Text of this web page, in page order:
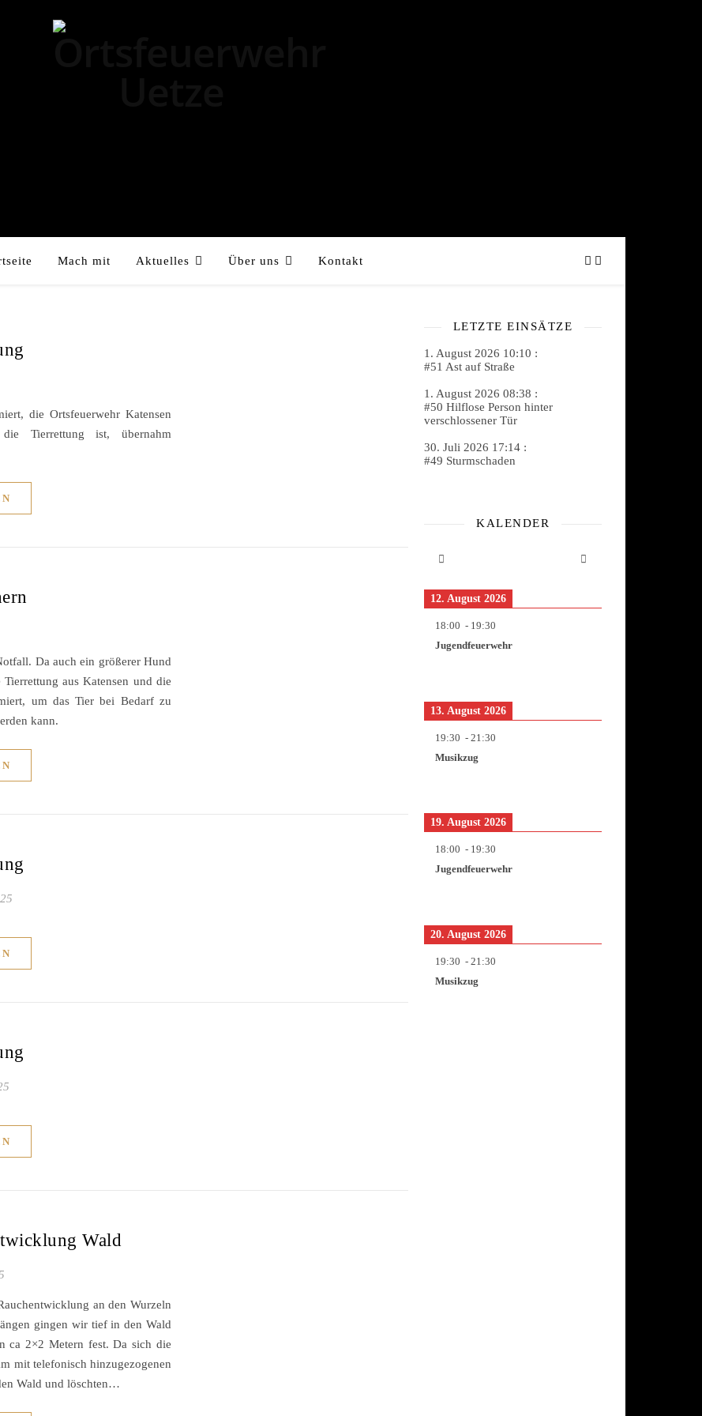
Mach mit Aktuelles Über uns Kontakt
die Ortsfeuerwehr Katensen
Tierrettung ist, übernahm
Da auch ein größerer Hund
aus Katensen und die
um das Tier bei Bedarf zu
kann.
Wald
an den Wurzeln
gingen wir tief in den Wald
ca 2×2 Metern fest. Da sich die
mit telefonisch hinzugezogenen
Wald und löschten…
LETZTE EINSÄTZE
1. August 2026 10:10 :
#51 Ast auf Straße
1. August 2026 08:38 :
#50 Hilflose Person hinter
verschlossener Tür
30. Juli 2026 17:14 :
#49 Sturmschaden
KALENDER
12. August 2026
18:00 - 19:30
Jugendfeuerwehr
13. August 2026
19:30 - 21:30
Musikzug
19. August 2026
18:00 - 19:30
Jugendfeuerwehr
20. August 2026
19:30 - 21:30
Musikzug